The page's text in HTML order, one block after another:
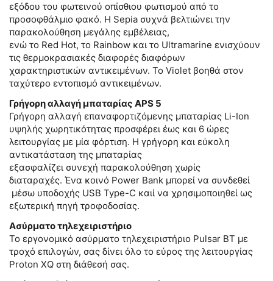
εξόδου του φωτεινού οπίσθιου φωτισμού από το
προσοφθάλμιο φακό. Η Sepia συχνά βελτιώνει την
παρακολούθηση μεγάλης εμβέλειας,
ενώ το Red Hot, το Rainbow και το Ultramarine ενισχύουν
τις θερμοκρασιακές διαφορές διαφόρων
χαρακτηριστικών αντικειμένων. Το Violet βοηθά στον
ταχύτερο εντοπισμό αντικειμένων.
Γρήγορη αλλαγή μπαταρίας APS 5
Γρήγορη αλλαγή επαναφορτιζόμενης μπαταρίας Li-Ion
υψηλής χωρητικότητας προσφέρει έως και 6 ώρες
λειτουργίας με μία φόρτιση. Η γρήγορη και εύκολη
αντικατάσταση της μπαταρίας
εξασφαλίζει συνεχή παρακολούθηση χωρίς
διαταραχές. Ένα κοινό Power Bank μπορεί να συνδεθεί
μέσω υποδοχής USB Type-C καιί να χρησιμοποιηθεί ως
εξωτερική πηγή τροφοδοσίας.
Ασύρματο τηλεχειριστήριο
Το εργονομικό ασύρματο τηλεχειριστήριο Pulsar BT με
τροχό επιλογών, σας δίνει όλο το εύρος της λειτουργίας
Proton XQ στη διάθεσή σας.